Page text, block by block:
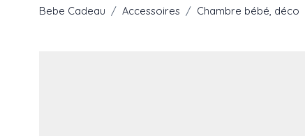
Bebe Cadeau / Accessoires / Chambre bébé, déco